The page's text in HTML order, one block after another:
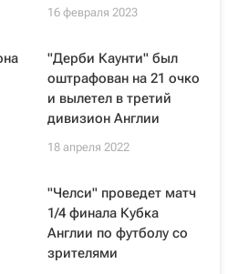
16 февраля 2023
"Дерби Каунти" был
оштрафован на 21 очко
и вылетел в третий
дивизион Англии
18 апреля 2022
"Челси" проведет матч
1/4 финала Кубка
Англии по футболу со
зрителями